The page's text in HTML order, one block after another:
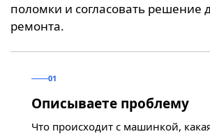
поломки и согласовать решение
ремонта.
01
Описываете проблему
Что происходит с машинкой,